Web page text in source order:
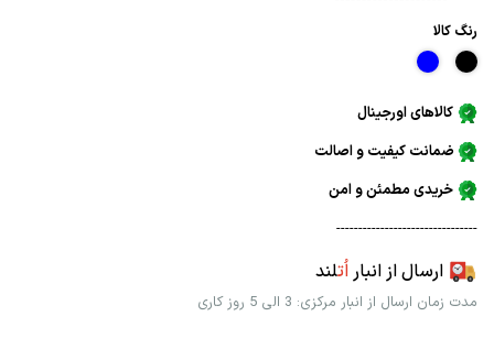
رنگ كالا
کالاهای اورجینال
ضمانت کیفیت و اصالت
خریدی مطمئن و امن
--------------------------------
ارسال از انباراُتلند
مدت زمان ارسال از انبار مرکزی: 3 الی 5 روز کاری